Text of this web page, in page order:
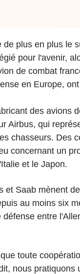
de plus en plus le
pour l'avenir,
de combat
en Europe,
des avions
Airbus, qui
chasseurs. Des
concernant un
et le Japon.
et Saab mènent
au moins six
défense entre
toute
nous pratiquons